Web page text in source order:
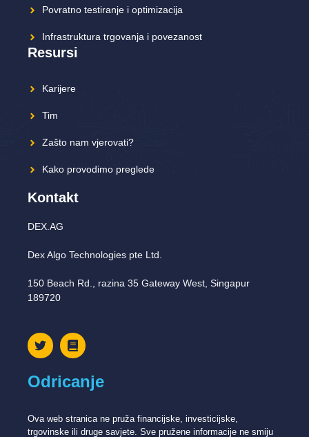
Povratno testiranje i optimizacija
Infrastruktura trgovanja i povezanost
Resursi
Karijere
Tim
Zašto nam vjerovati?
Kako provodimo preglede
Kontakt
DEX.AG
Dex Algo Technologies pte Ltd.
150 Beach Rd., razina 35 Gateway West, Singapur
189720
Odricanje
Ova web stranica ne pruža financijske, investicijske,
trgovinske ili druge savjete. Sve pružene informacije ne smiju